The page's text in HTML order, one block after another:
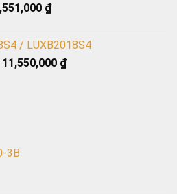
₫
/ LUXB2018S4
11,550,000 ₫
3B